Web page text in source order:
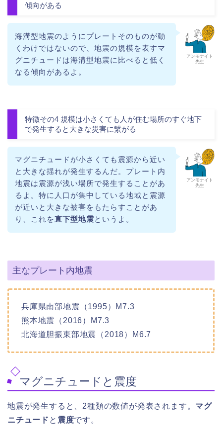
傾向がある
アンモナイト
先生
海溝型地震のようにプレートそのものが動
くわけではないので、地震の規模を表すマ
グニチュードは海溝型地震に比べると低く
なる傾向があるよ。
特徴その4 規模は小さくても人が住む場所のすぐ地下
で発生すると大きな災害に繋がる
アンモナイト
先生
マグニチュードが小さくても震源から近い
と大きな揺れが発生するんだ。プレート内
地震は震源が浅い場所で発生することがあ
るよ。特に人口が集中している地域と震源
が近いと大きな被害をもたらすことがあ
り、これを直下型地震というよ。
主なプレート内地震
兵庫県南部地震（1995）M7.3
熊本地震（2016）M7.3
北海道胆振東部地震（2018）M6.7
マグニチュードと震度
地震が発生すると、2種類の数値が発表されます。 マグ
ニチュード と 震度です。